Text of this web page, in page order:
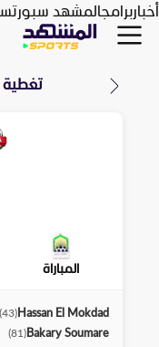
أخباربرامجالمشهد سبورتس
تغطية
المباراة
Hassan El Mokdad
(
43
)
Bakary Soumare
(
81
)